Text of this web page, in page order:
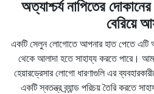
অত্যাশ্চর্য নাপিতের
বেরিয়ে
একটি সেলুন লোগোতে আপনার হাত পেতে এটি
থেকে আলাদা হতে সাহায্য করতে পারে।
হেয়ারড্রেসার লোগো ধারণাগুলি এর
একটি স্বতন্ত্র ব্র্যান্ড পরিচয় তৈরি করতে